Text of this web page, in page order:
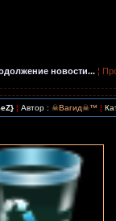
новости... ¦
¦ Автор : ☠Вагид☠™ ¦